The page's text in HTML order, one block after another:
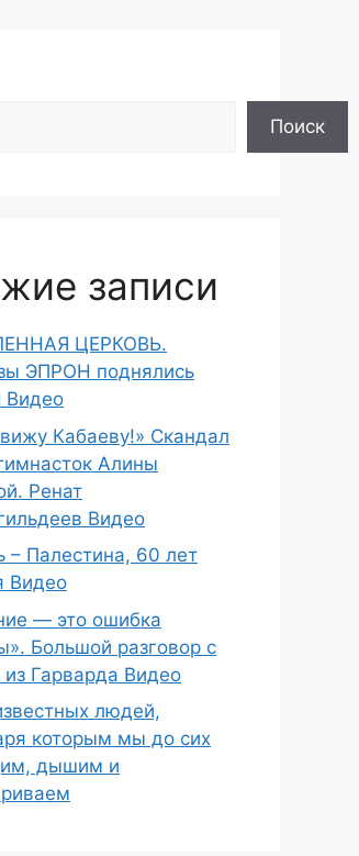
Поиск
записи
ЦЕРКОВЬ.
ЭПРОН поднялись
Видео
Кабаеву!» Скандал
Алины
Ренат
Видео
– Палестина, 60 лет
Видео
— это ошибка
Большой разговор с
Гарварда Видео
людей,
которым мы до сих
дышим и